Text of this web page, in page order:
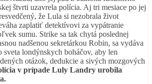
štvrti uzavrela polícia. Aj tri mesiace po jej
že Lula si nezobrala život
zaplatiť detektívovi za vypátranie
sumu. Strike sa tak chytá poslednej
nadšenou sekretárkou Robin, sa vydáva
sveta londýnskych boháčov, aby len
otázok, dedukcie a sivých mozgových
v prípade Luly Landry urobila